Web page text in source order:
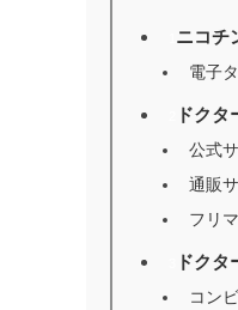
ニコチ
電子
ドク
公式
通販
フリ
ドク
コン